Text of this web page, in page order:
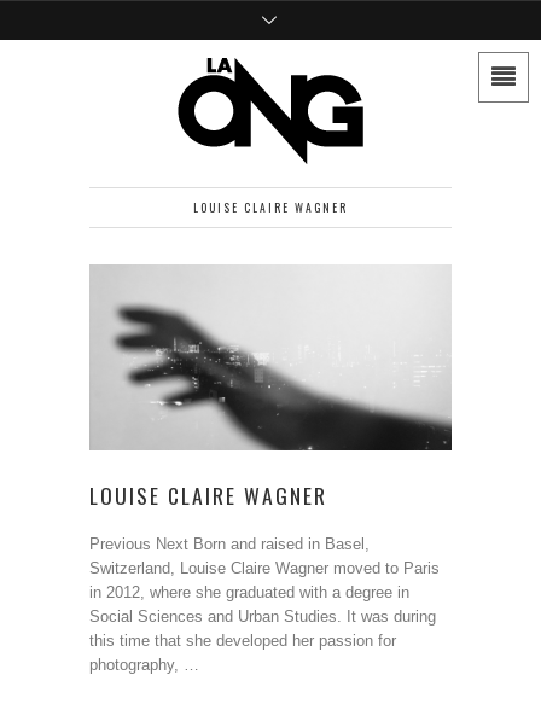
LOUISE CLAIRE WAGNER
LOUISE CLAIRE WAGNER
Previous Next Born and raised in Basel,
Switzerland, Louise Claire Wagner moved to Paris
in 2012, where she graduated with a degree in
Social Sciences and Urban Studies. It was during
this time that she developed her passion for
photography, …